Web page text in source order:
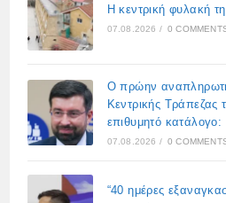
Η κεντρική φυλακή
07.08.2026 / 0
Ο πρώην
Κεντρικής Τράπεζας
επιθυμητό κατάλογο:
07.08.2026 / 0
“40 ημέρες